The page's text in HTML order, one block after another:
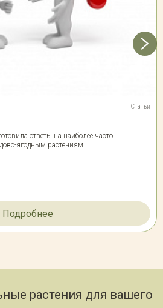
Статьи
ответы на наиболее часто
ягодным растениям.
Подробнее
растения для вашего